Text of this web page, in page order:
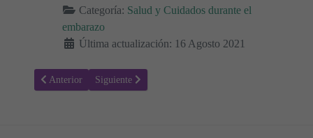
Categoría: Salud y Cuidados durante el
embarazo
Última actualización: 16 Agosto 2021
Artículo anterior: Ser madre después de los 40 - Riesgos y beneficios
Anterior Artículo siguiente: El herpes zóster y el embarazo:
Siguiente